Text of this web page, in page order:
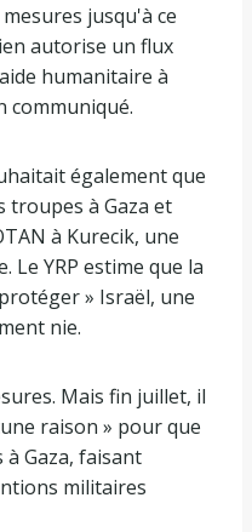
jusqu'à ce
autorise un flux
humanitaire à
communiqué.
également que
troupes à Gaza et
à Kurecik, une
Le YRP estime que la
» Israël, une
nie.
Mais fin juillet, il
raison » pour que
Gaza, faisant
militaires